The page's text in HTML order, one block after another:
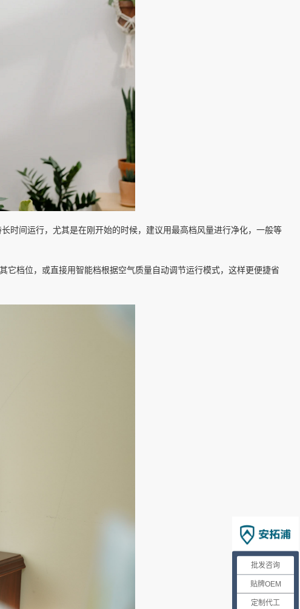
时间运行，尤其是在刚开始的时候，建议用最高档风量进行净化，一般等
档位，或直接用智能档根据空气质量自动调节运行模式，这样更便捷省
批发咨询
贴牌OEM
定制代工